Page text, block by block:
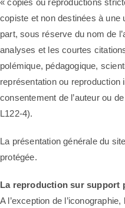
« copies ou reproductions
copiste et non destinées à une
part, sous réserve du nom de
analyses et les courtes
polémique, pédagogique,
représentation ou reproduction
consentement de l’auteur ou
L122-4).
La présentation générale du
protégée.
La reproduction sur support
A l’exception de